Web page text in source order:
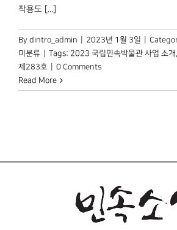
착용도 [...]
By dintro_admin 2023년 1월 3일
미분류
Tags: 2023 국립민속박물관 사업 소개 ,
제283호
0 Comments
Read More